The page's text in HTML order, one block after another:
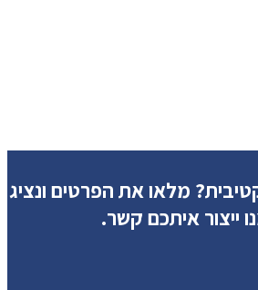
מלאו את הפרטים ונציג
ייצור איתכם קשר.